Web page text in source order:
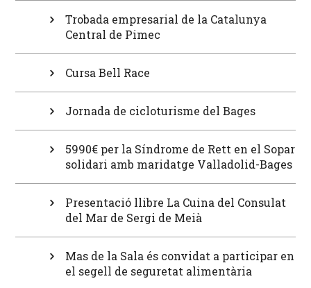
Trobada empresarial de la Catalunya
Central de Pimec
Cursa Bell Race
Jornada de cicloturisme del Bages
5990€ per la Síndrome de Rett en el Sopar
solidari amb maridatge Valladolid-Bages
Presentació llibre La Cuina del Consulat
del Mar de Sergi de Meià
Mas de la Sala és convidat a participar en
el segell de seguretat alimentària